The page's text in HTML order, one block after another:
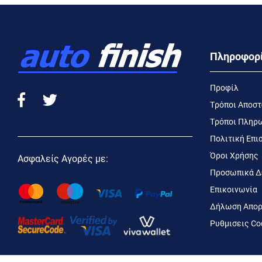
Ασφαλείς Αγορές με:
Προφίλ
Τρόποι
Τρόποι
Πολιτική
Όροι Χρήσης
Προσωπικά
Επικοινωνία
Δήλωση
Ρυθμισεις